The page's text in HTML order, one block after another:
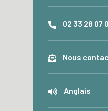
02 33 28 07
Nous
Anglais